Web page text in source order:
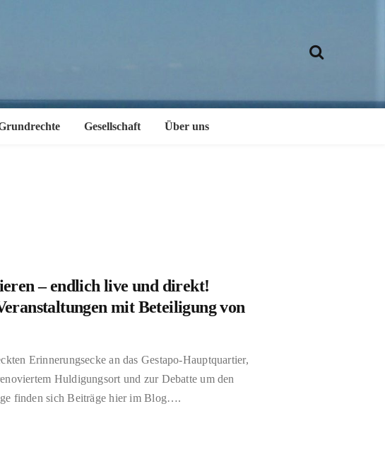
Gesellschaft Über uns
– endlich live und direkt!
mit Beteiligung von
Erinnerungsecke an das Gestapo-Hauptquartier,
Huldigungsort und zur Debatte um den
finden sich Beiträge hier im Blog….